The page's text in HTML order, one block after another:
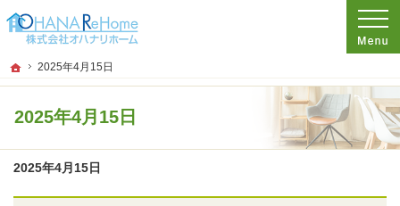
ホーム
2025年4月15日
2025年4月15日
プロの目線からご提案。神奈川県茅ケ崎市のリフォームを手がける工務店なら当社
リフォームをお考えなら神奈川県茅ケ崎市の工務店【オハナリホーム】へ！
2025年4月15日